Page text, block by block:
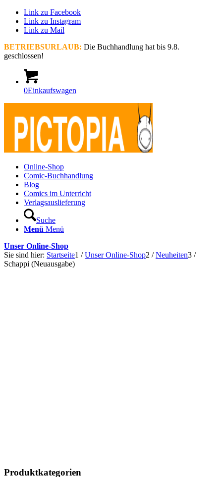
Link zu Facebook
Link zu Instagram
Link zu Mail
BETRIEBSURLAUB: Die Buchhandlung hat bis 9.8.
geschlossen!
0Einkaufswagen
Online-Shop
Comic-Buchhandlung
Blog
Comics im Unterricht
Verlagsauslieferung
Suche
Menü Menü
Unser Online-Shop
Sie sind hier: Startseite1 / Unser Online-Shop2 / Neuheiten3 /
Schappi (Neuausgabe)
Produktkategorien